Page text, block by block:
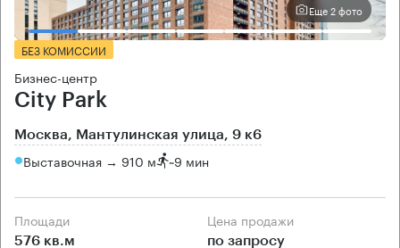
Еще 2 фото
БЕЗ КОМИССИИ
Бизнес-центр
City Park
Москва, Мантулинская улица, 9 к6
Выставочная → 910 м ~9 мин
Площади
576 кв.м
Цена продажи
по запросу